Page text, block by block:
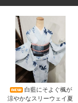
白藍にそよぐ楓が
涼やかなスリーウェイ夏